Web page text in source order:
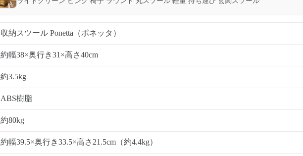
収納スツール Ponetta（ポネッタ）
約幅38×奥行き31×高さ40cm
約3.5kg
ABS樹脂
約80kg
約幅39.5×奥行き33.5×高さ21.5cm（約4.4kg）